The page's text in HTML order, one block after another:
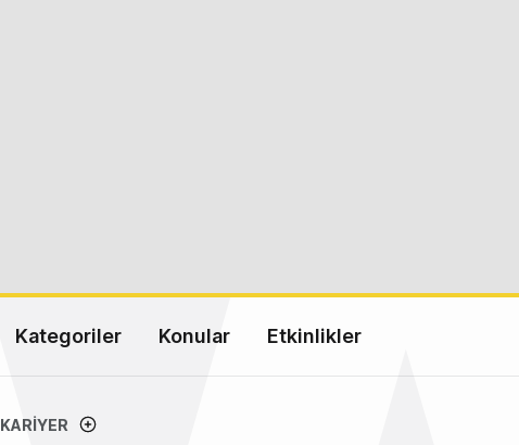
Kategoriler Konular Etkinlikler
KARIYER